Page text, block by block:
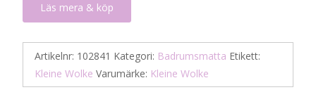
Läs mera & köp
Artikelnr: 102841 Kategori: Badrumsmatta Etikett:
Kleine Wolke Varumärke: Kleine Wolke